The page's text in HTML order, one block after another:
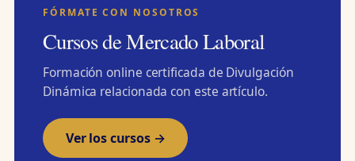
FÓRMATE CON NOSOTROS
Cursos de Mercado Laboral
Formación online certificada de Divulgación
Dinámica relacionada con este artículo.
Ver los cursos →